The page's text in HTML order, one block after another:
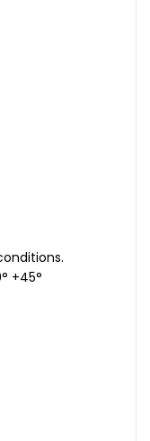
+45°